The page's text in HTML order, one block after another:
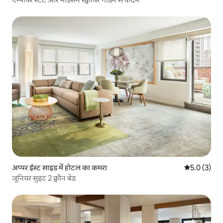
अप्पर ईस्ट साइड में होटल का कमरा औसत रेटिंग 5
5.0 (3)
जूनियर सुइट 2 क्वीन बेड